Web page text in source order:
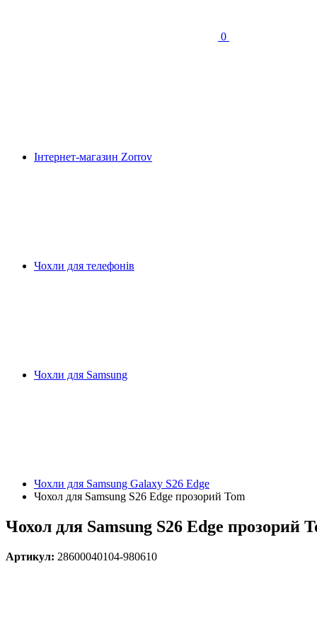
0
Інтернет-магазин Zorrov
Чохли для телефонів
Чохли для Samsung
Чохли для Samsung Galaxy S26 Edge
Чохол для Samsung S26 Edge прозорий Tom
Чохол для Samsung S26 Edge прозорий
Артикул: 28600040104-980610